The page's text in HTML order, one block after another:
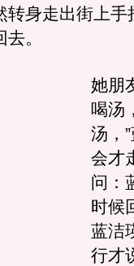
身走出街上手
。
她朋
喝汤
汤，
会才
问：
时候
蓝洁
行才